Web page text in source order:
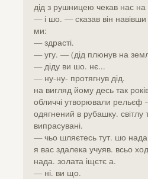
дід з рушницею чекав нас на
— і шо. — сказав він
ми:
— здрасті.
— угу. — (дід плюнув на
— діду ви шо. нє...
— ну-ну- протягнув дід.
на вигляд йому десь так
обличчі утворювали рельєф
одягнений в рубашку. світлу
випрасувані.
— чьо шляєтесь тут. шо нада.
я вас здалека учуяв. всьо
нада. золата іщєтє а.
— ні. ви що.